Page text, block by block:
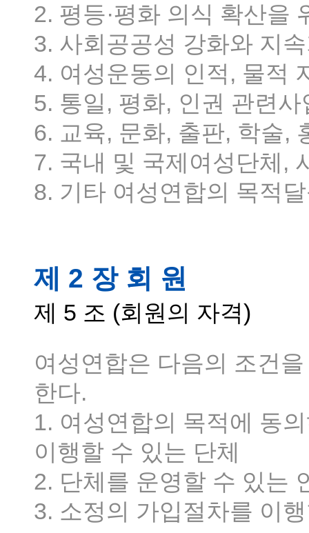
2. 평등·평화 의식 확산을
3. 사회공공성 강화와 지
4. 여성운동의 인적, 물적
5. 통일, 평화, 인권 관련사
6. 교육, 문화, 출판, 학술,
7. 국내 및 국제여성단체,
8. 기타 여성연합의 목적
제 2 장 회 원
제 5 조 (회원의 자격)
여성연합은 다음의 조건
한다.
1. 여성연합의 목적에 동
이행할 수 있는 단체
2. 단체를 운영할 수 있는
3. 소정의 가입절차를 이